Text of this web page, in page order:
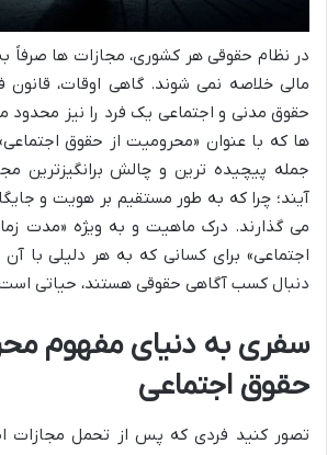
در نظام حقوقی هر کشوری، مجازات ها صرفاً
مالی خلاصه نمی شوند. گاهی اوقات، قانون
حقوق مدنی و اجتماعی یک فرد را نیز
ها که با عنوان «محرومیت از حقوق
جمله پیچیده ترین و چالش برانگیزترین
آیند؛ چرا که به طور مستقیم بر هویت و
می گذارند. درک ماهیت و به ویژه «مدت
اجتماعی» برای کسانی که به هر دلیلی با
دنبال کسب آگاهی حقوقی هستند، حیاتی
سفری به دنیای مفهوم
حقوق اجتماعی
تصور کنید فردی که پس از تحمل مجازات